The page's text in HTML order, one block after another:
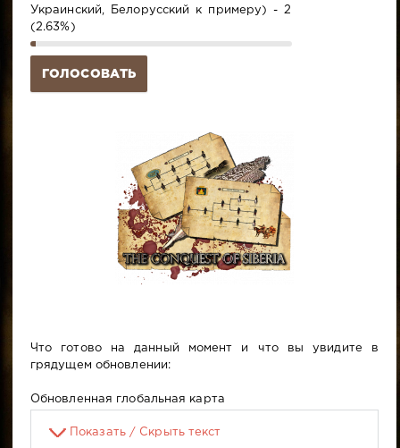
Украинский, Белорусский к примеру) - 2
(2.63%)
ГОЛОСОВАТЬ
Что готово на данный момент и что вы увидите в
грядущем обновлении:
Обновленная глобальная карта
Показать / Скрыть текст